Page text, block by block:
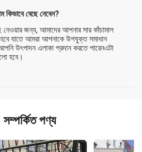
বেছে নেবেন?
নেওয়ার জন্য, আমাদের আপনার সার কাঁচামাল
হবে যাতে আমরা আপনাকে উপযুক্ত সমাধান
উৎপাদন এলাকা প্রদান করতে পারেনএটা
হবে।
সম্পর্কিত পণ্য